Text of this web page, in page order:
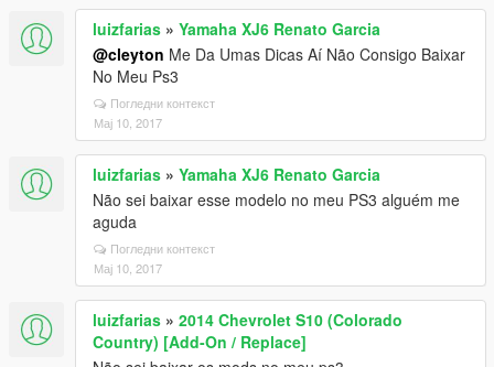
luizfarias » Yamaha XJ6 Renato Garcia
@cleyton Me Da Umas Dicas Aí Não Consigo Baixar
No Meu Ps3
Погледни контекст
Мај 10, 2017
luizfarias » Yamaha XJ6 Renato Garcia
Não sei baixar esse modelo no meu PS3 alguém me
aguda
Погледни контекст
Мај 10, 2017
luizfarias » 2014 Chevrolet S10 (Colorado
Country) [Add-On / Replace]